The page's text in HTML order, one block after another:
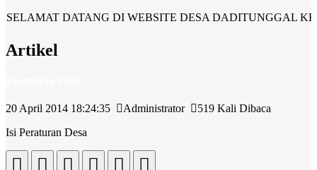
DATANG DI WEBSITE DESA DADITUNGGAL
Artikel
20 April 2014 18:24:35 Administrator
519 Kali Dibaca
Isi Peraturan Desa